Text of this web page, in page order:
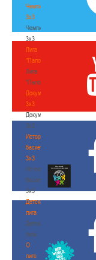
Чемпионат
3х3
Чемпионат
3х3
Лига
"Палова"
Лига
"Палова"
Документы
3х3
Документы
3х3
История
баскетбола
3х3
История
баскетбола
3х3
Детская
лига
Детская
лига
О
лиге